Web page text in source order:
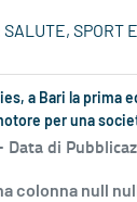
SALUTE, SPORT
a Bari la prima
per una
Data di
colonna null